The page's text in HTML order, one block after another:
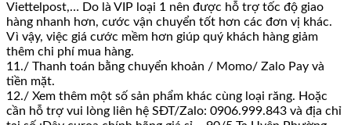
Viettelpost,… Do là VIP loại 1 nên được hỗ trợ tốc độ giao
hàng nhanh hơn, cước vận chuyển tốt hơn các đơn vị khác.
Vì vậy, việc giá cước mềm hơn giúp quý khách hàng giảm
thêm chi phí mua hàng.
11./ Thanh toán bằng chuyển khoản / Momo/ Zalo Pay và
tiền mặt.
12./ Xem thêm một số sản phẩm khác cùng loại răng. Hoặc
cần hỗ trợ vui lòng liên hệ SĐT/Zalo: 0906.999.843 và địa chỉ